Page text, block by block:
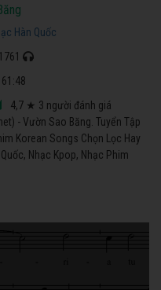
Hàn Quốc
1761
61:48
4,7 ★ 3 người đánh giá
- Vườn Sao Băng. Tuyển Tập
Korean Songs Chọn Lọc Hay
Nhạc Kpop, Nhạc Phim